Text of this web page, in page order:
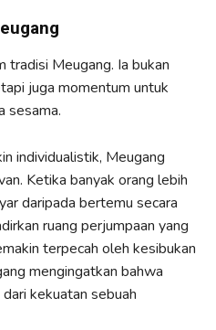
tradisi Meugang. Ia bukan
juga momentum untuk
sesama.
individualistik, Meugang
Ketika banyak orang lebih
daripada bertemu secara
ruang perjumpaan yang
terpecah oleh kesibukan
mengingatkan bahwa
kekuatan sebuah